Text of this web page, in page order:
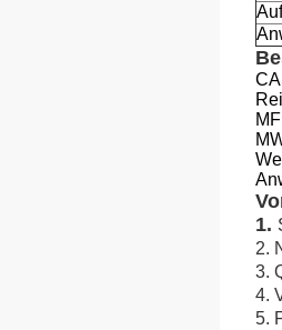
MF
1.
2.
3.
4.
5.